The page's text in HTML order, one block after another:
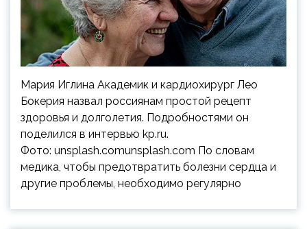
Мария Иглина Академик и кардиохирург Лео
Бокерия назвал россиянам простой рецепт
здоровья и долголетия. Подробностями он
поделился в интервью kp.ru.
Фото: unsplash.comunsplash.com По словам
медика, чтобы предотвратить болезни сердца и
другие проблемы, необходимо регулярно